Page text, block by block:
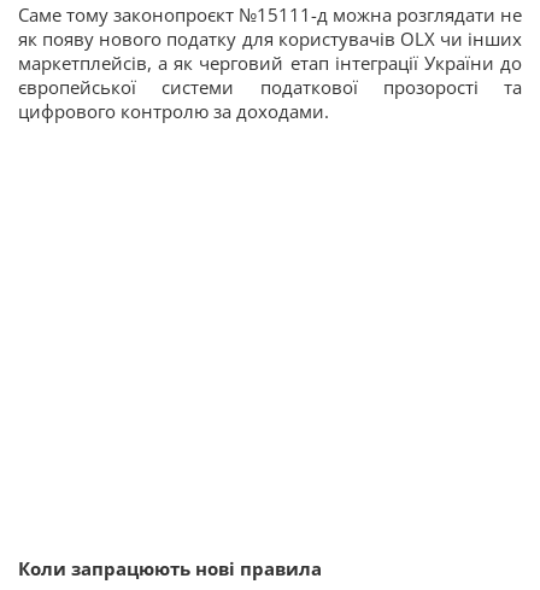
Саме тому законопроєкт №15111-д можна розглядати не
як появу нового податку для користувачів OLX чи інших
маркетплейсів, а як черговий етап інтеграції України до
європейської системи податкової прозорості та
цифрового контролю за доходами.
Коли запрацюють нові правила